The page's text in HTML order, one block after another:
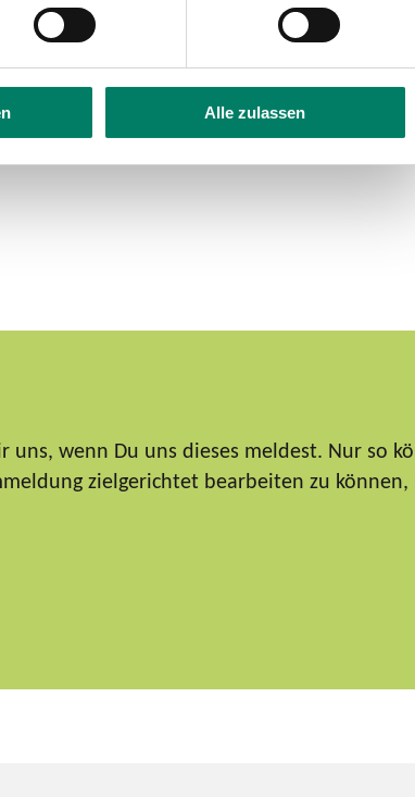
Alle zulassen
wenn Du uns dieses meldest. Nur so
zielgerichtet bearbeiten zu